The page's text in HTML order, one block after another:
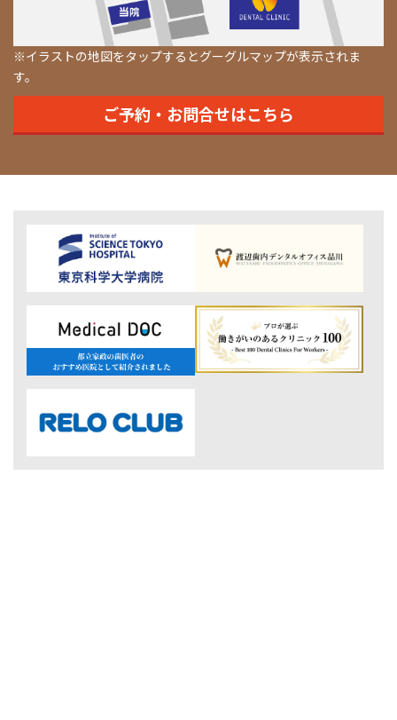
※イラストの地図をタップするとグーグルマップが表示されま
す。
ご予約・お問合せはこちら